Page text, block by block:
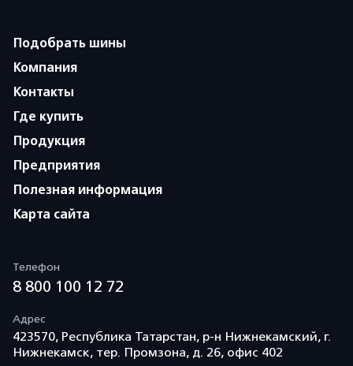
Подобрать шины
Компания
Контакты
Где купить
Продукция
Предприятия
Полезная информация
Карта сайта
Телефон
8 800 100 12 72
Адрес
423570, Республика Татарстан, р-н Нижнекамский, г.
Нижнекамск, тер. Промзона, д. 26, офис 402